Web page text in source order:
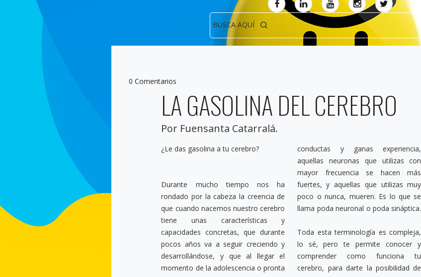
BUSCA AQUÍ
0 Comentarios
LA GASOLINA DEL CEREBRO
Por Fuensanta Catarralá.
¿Le das gasolina a tu cerebro?
Durante mucho tiempo nos ha
rondado por la cabeza la creencia de
que cuando nacemos nuestro cerebro
tiene unas características y
capacidades concretas, que durante
pocos años va a seguir creciendo y
desarrollándose, y que al llegar el
momento de la adolescencia o pronta
conductas y ganas experiencia,
aquellas neuronas que utilizas con
mayor frecuencia se hacen más
fuertes, y aquellas que utilizas muy
poco o nunca, mueren. Es lo que se
llama poda neuronal o poda sináptica.
Toda esta terminología es compleja,
lo sé, pero te permite conocer y
comprender como funciona tu
cerebro, para darte la posibilidad de